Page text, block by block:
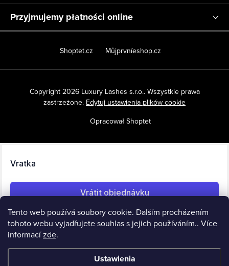
Tento web používá soubory cookie. Dalším procházením
tohoto webu vyjadřujete souhlas s jejich používáním.. Více
informacízde.
Ustawienia
Przyjmujemy płatności online
Shoptet.cz Můjprvníeshop.cz
Opracował Shoptet
Copyright 2026 Luxury Lashes s.r.o.. Wszystkie prawa
zastrzeżone. Edytuj ustawienia plików cookie